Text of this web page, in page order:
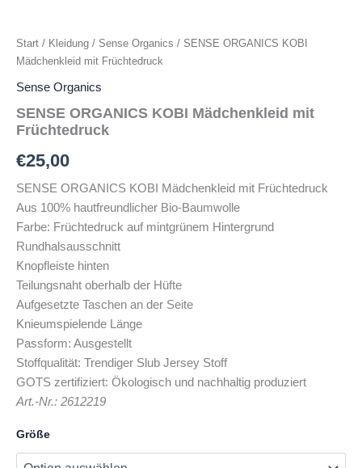
Start / Kleidung / Sense Organics / SENSE ORGANICS KOBI
Mädchenkleid mit Früchtedruck
Sense Organics
SENSE ORGANICS KOBI Mädchenkleid mit
Früchtedruck
€25,00
SENSE ORGANICS KOBI Mädchenkleid mit Früchtedruck
Aus 100% hautfreundlicher Bio-Baumwolle
Farbe: Früchtedruck auf mintgrünem Hintergrund
Rundhalsausschnitt
Knopfleiste hinten
Teilungsnaht oberhalb der Hüfte
Aufgesetzte Taschen an der Seite
Knieumspielende Länge
Passform: Ausgestellt
Stoffqualität: Trendiger Slub Jersey Stoff
GOTS zertifiziert: Ökologisch und nachhaltig produziert
Art.-Nr.: 2612219
Größe